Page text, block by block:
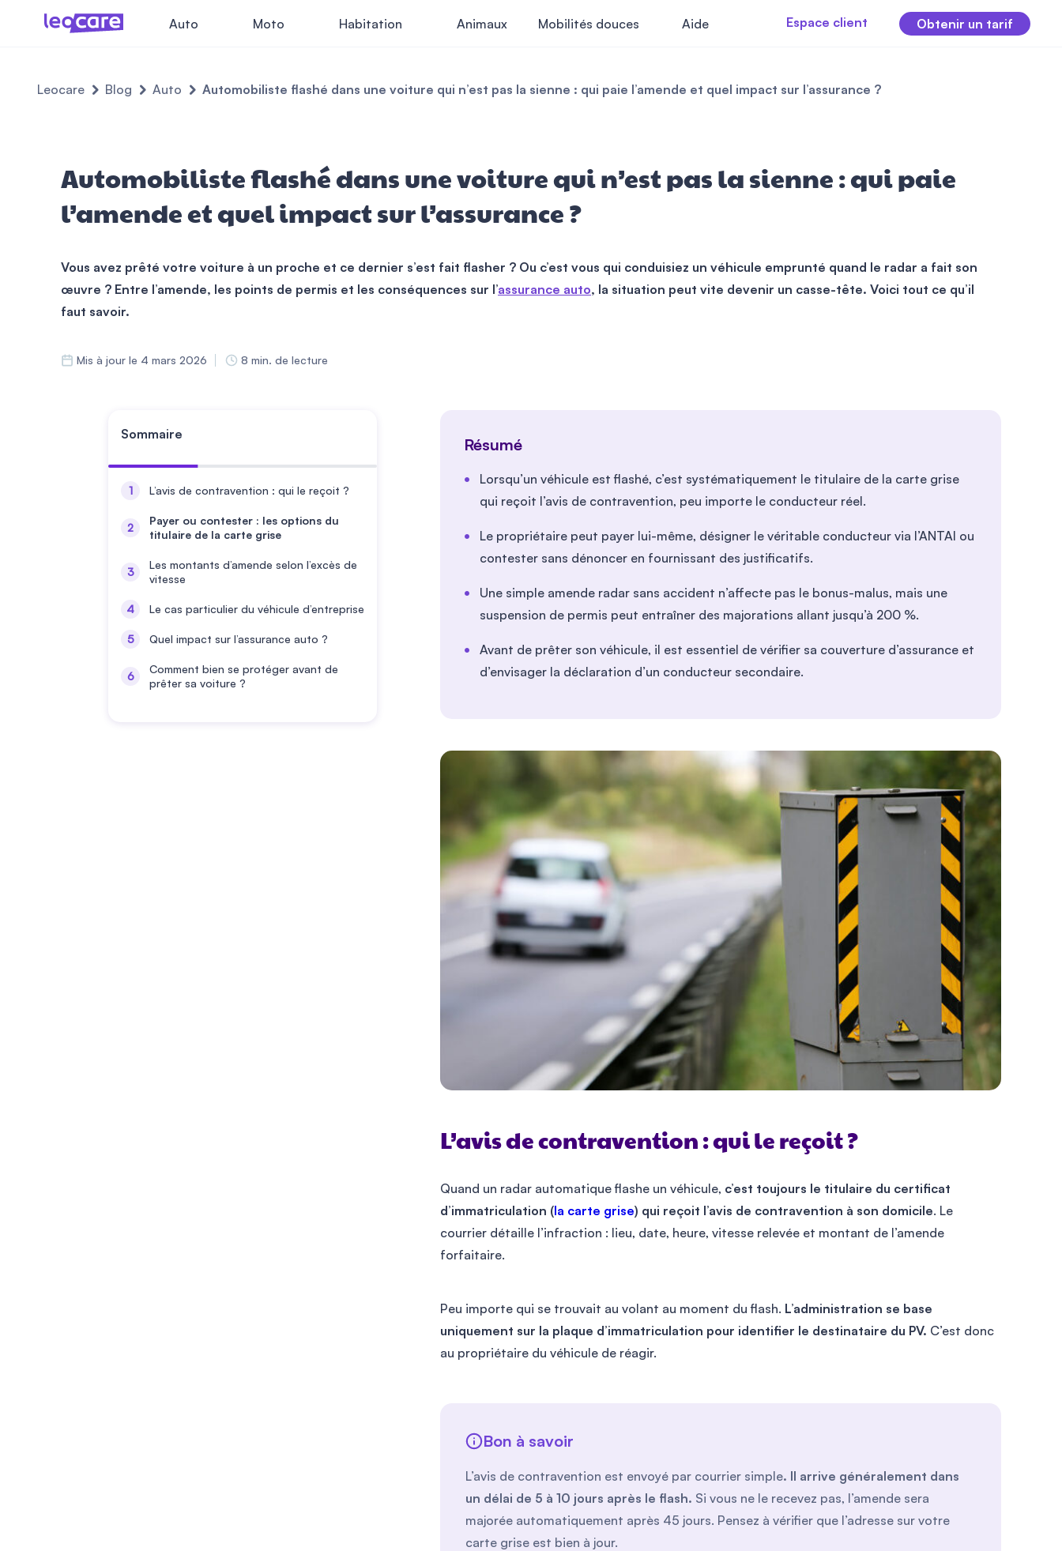
Auto Moto Habitation Animaux Mobilités douces Aide Espace client Obtenir un tarif
Leocare Blog Auto Automobiliste flashé dans une voiture qui n’est pas la sienne : qui paie l’amende et quel impact sur l’assurance ?
Automobiliste flashé dans une voiture qui n’est pas la sienne : qui paie
l’amende et quel impact sur l’assurance ?
Vous avez prêté votre voiture à un proche et ce dernier s’est fait flasher ? Ou c’est vous qui conduisiez un véhicule emprunté quand le radar a fait son
œuvre ? Entre l’amende, les points de permis et les conséquences sur l’assurance auto, la situation peut vite devenir un casse-tête. Voici tout ce qu’il
faut savoir.
Mis à jour le 4 mars 2026 8 min. de lecture
Sommaire
L’avis de contravention : qui le reçoit ?
Payer ou contester : les options du
titulaire de la carte grise
Les montants d’amende selon l’excès de
vitesse
Le cas particulier du véhicule d’entreprise
Quel impact sur l’assurance auto ?
Comment bien se protéger avant de
prêter sa voiture ?
Résumé
Lorsqu’un véhicule est flashé, c’est systématiquement le titulaire de la carte grise
qui reçoit l’avis de contravention, peu importe le conducteur réel.
Le propriétaire peut payer lui-même, désigner le véritable conducteur via l’ANTAI ou
contester sans dénoncer en fournissant des justificatifs.
Une simple amende radar sans accident n’affecte pas le bonus-malus, mais une
suspension de permis peut entraîner des majorations allant jusqu’à 200 %.
Avant de prêter son véhicule, il est essentiel de vérifier sa couverture d’assurance et
d’envisager la déclaration d’un conducteur secondaire.
L’avis de contravention : qui le reçoit ?
Quand un radar automatique flashe un véhicule, c’est toujours le titulaire du certificat
d’immatriculation (la carte grise) qui reçoit l’avis de contravention à son domicile. Le
courrier détaille l’infraction : lieu, date, heure, vitesse relevée et montant de l’amende
forfaitaire.
Peu importe qui se trouvait au volant au moment du flash. L’administration se base
uniquement sur la plaque d’immatriculation pour identifier le destinataire du PV. C’est donc
au propriétaire du véhicule de réagir.
Bon à savoir
L’avis de contravention est envoyé par courrier simple. Il arrive généralement dans
un délai de 5 à 10 jours après le flash. Si vous ne le recevez pas, l’amende sera
majorée automatiquement après 45 jours. Pensez à vérifier que l’adresse sur votre
carte grise est bien à jour.